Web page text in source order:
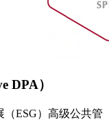
DPA）
（ESG）高级公共管